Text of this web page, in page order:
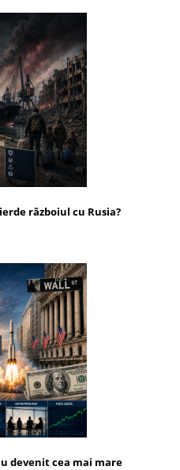
războiul cu Rusia?
devenit cea mai mare